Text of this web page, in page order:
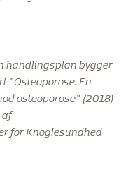
handlingsplan bygger
”Osteoporose. En
osteoporose” (2018)
for Knoglesundhed